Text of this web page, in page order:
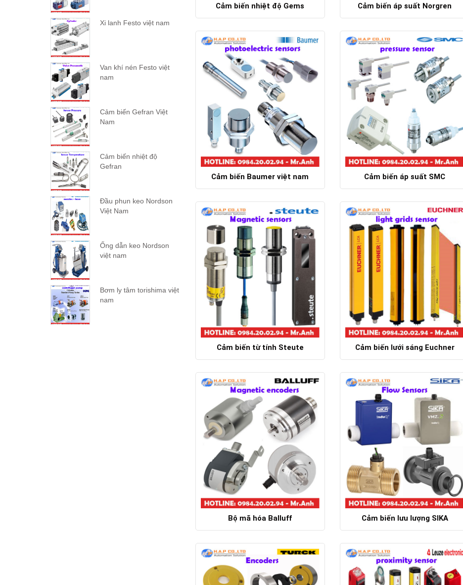
Cảm biến nhiệt độ Gems Cảm biến áp suất Norgren
Cảm biến Baumer việt nam Cảm biến áp suất SMC
Cảm biến từ tính Steute Cảm biến lưới sáng Euchner
Bộ mã hóa Balluff Cảm biến lưu lượng SIKA
Xi lanh Festo việt nam
Van khí nén Festo việt
nam
Cảm biến Gefran Việt
Nam
Cảm biến nhiệt độ
Gefran
Đầu phun keo Nordson
Việt Nam
Ống dẫn keo Nordson
việt nam
Bơm ly tâm torishima việt
nam